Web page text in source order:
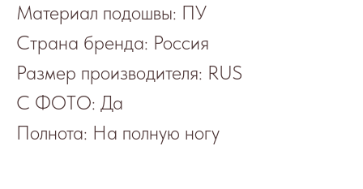
Материал подошвы: ПУ
Страна бренда: Россия
Размер производителя: RUS
С ФОТО: Да
Полнота: На полную ногу